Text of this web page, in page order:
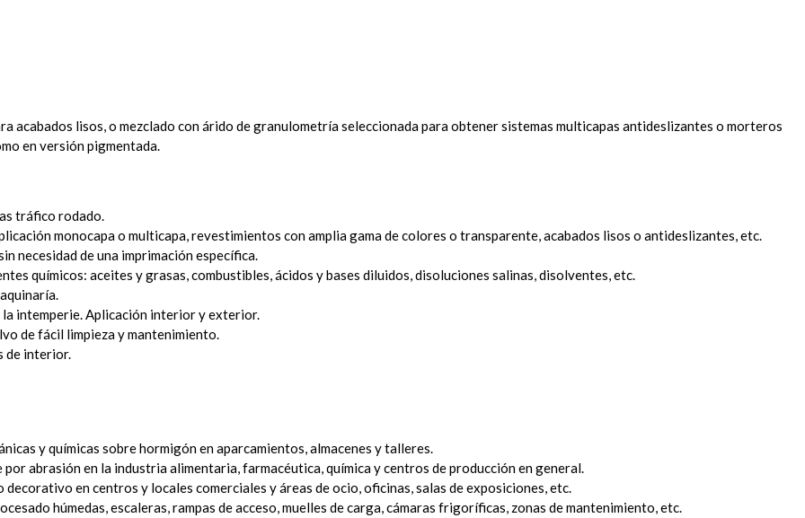
acabados lisos, o mezclado con árido de granulometría seleccionada para obtener sistemas multicapas antideslizantes o morteros
en versión pigmentada.
tráfico rodado.
monocapa o multicapa, revestimientos con amplia gama de colores o transparente, acabados lisos o antideslizantes, etc.
necesidad de una imprimación específica.
químicos: aceites y grasas, combustibles, ácidos y bases diluidos, disoluciones salinas, disolventes, etc.
intemperie. Aplicación interior y exterior.
de fácil limpieza y mantenimiento.
de interior.
y químicas sobre hormigón en aparcamientos, almacenes y talleres.
abrasión en la industria alimentaria, farmacéutica, química y centros de producción en general.
en centros y locales comerciales y áreas de ocio, oficinas, salas de exposiciones, etc.
húmedas, escaleras, rampas de acceso, muelles de carga, cámaras frigoríficas, zonas de mantenimiento, etc.